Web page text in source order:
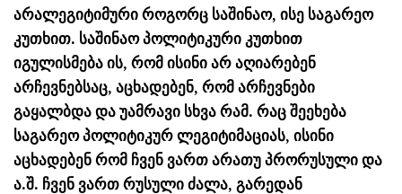
არალეგიტიმური როგორც საშინაო, ისე საგარეო
კუთხით. საშინაო პოლიტიკური კუთხით
იგულისმება ის, რომ ისინი არ აღიარებენ
არჩევნებსაც, აცხადებენ, რომ არჩევნები
გაყალბდა და უამრავი სხვა რამ. რაც შეეხება
საგარეო პოლიტიკურ ლეგიტიმაციას, ისინი
აცხადებენ რომ ჩვენ ვართ არათუ პრორუსული და
ა.შ. ჩვენ ვართ რუსული ძალა, გარედან